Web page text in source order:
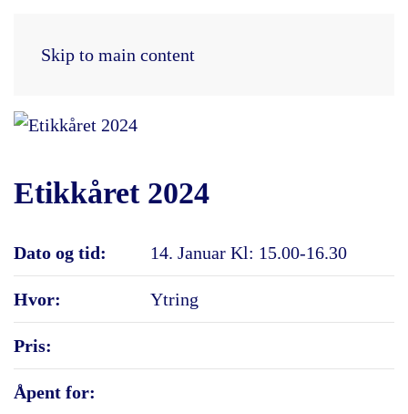
Skip to main content
Etikkåret 2024
Dato og tid: 14. Januar Kl: 15.00-16.30
Hvor: Ytring
Pris:
Åpent for: